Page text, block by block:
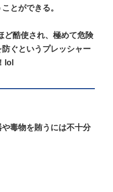
とができる。
ど酷使され、極めて危険
ぐというプレッシャー
lol
毒物を賄うには不十分